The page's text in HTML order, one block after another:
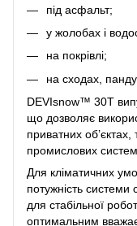
під асфальт;
у жолобах і
на покрівлі;
на сходах,
DEVIsnow™ 30T
що дозволяє
приватних
промислових
Для кліматичних
потужність
для стабільної
оптимальним